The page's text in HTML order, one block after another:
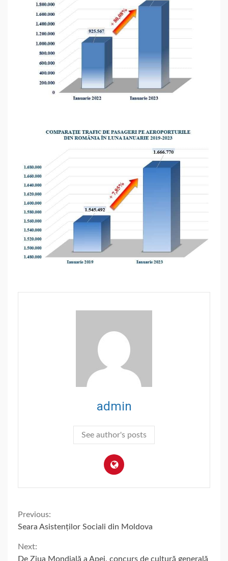
admin
See author's posts
Continue
Reading
Previous:
Seara Asistenților Sociali din Moldova
Next:
De Ziua Mondială a Apei, concurs de cultură generală